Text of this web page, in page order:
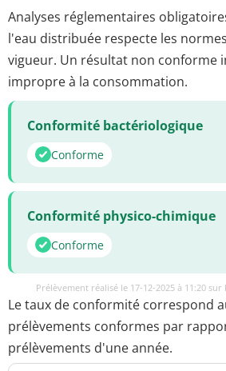
Analyses réglementaires
l'eau distribuée respecte les
vigueur. Un résultat non conforme
impropre à la consommation.
Conformité bactériologique
Conforme
Conformité physico-chimique
Conforme
Prélèvement réalisé le 17-12-2025 à 11:20 sur
Le taux de conformité correspond
prélèvements conformes par
prélèvements d'une année.